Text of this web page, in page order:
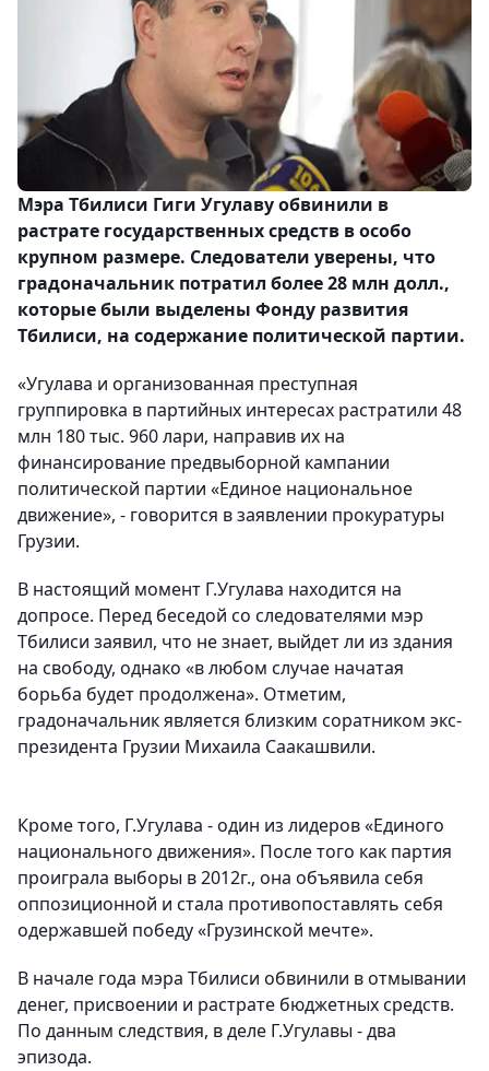
Мэра Тбилиси Гиги Угулаву обвинили в
растрате государственных средств в особо
крупном размере. Следователи уверены, что
градоначальник потратил более 28 млн долл.,
которые были выделены Фонду развития
Тбилиси, на содержание политической партии.
«Угулава и организованная преступная
группировка в партийных интересах растратили 48
млн 180 тыс. 960 лари, направив их на
финансирование предвыборной кампании
политической партии «Единое национальное
движение», - говорится в заявлении прокуратуры
Грузии.
В настоящий момент Г.Угулава находится на
допросе. Перед беседой со следователями мэр
Тбилиси заявил, что не знает, выйдет ли из здания
на свободу, однако «в любом случае начатая
борьба будет продолжена». Отметим,
градоначальник является близким соратником экс-
президента Грузии Михаила Саакашвили.
Кроме того, Г.Угулава - один из лидеров «Единого
национального движения». После того как партия
проиграла выборы в 2012г., она объявила себя
оппозиционной и стала противопоставлять себя
одержавшей победу «Грузинской мечте».
В начале года мэра Тбилиси обвинили в отмывании
денег, присвоении и растрате бюджетных средств.
По данным следствия, в деле Г.Угулавы - два
эпизода.